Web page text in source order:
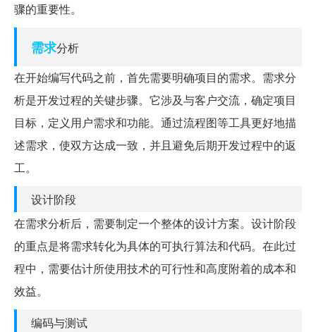
骤的重要性。
需求分析
在开始编写代码之前，首先需要明确项目的需求。需求分
析是开发过程的关键步骤。它涉及与客户交流，确定项目
目标，定义用户需求和功能。通过流程图等工具更好地描
述需求，使双方达成一致，并且避免后期开发过程中的返
工。
设计阶段
在需求分析后，需要制定一个整体的设计方案。设计阶段
的重点是将需求转化为具体的可执行算法和代码。在此过
程中，需要估计所使用技术的可行性和高度附着的成本和
效益。
编码与测试